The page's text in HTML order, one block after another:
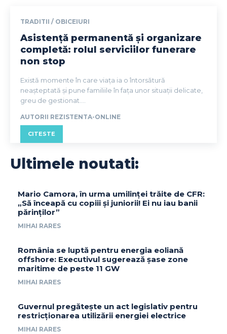
TRADITII / OBICEIURI
Asistență permanentă și organizare
completă: rolul serviciilor funerare
non stop
Există momente în care viața ia o întorsătură
neașteptată și pune familiile în fața unor situații delicate,
greu de gestionat....
AUTORII REZISTENTA-ONLINE
CITESTE
Ultimele noutati:
Mario Camora, în urma umilinței trăite de CFR:
„Să înceapă cu copiii și juniorii! Ei nu iau banii
părinților”
MIHAI RARES
România se luptă pentru energia eoliană
offshore: Executivul sugerează șase zone
maritime de peste 11 GW
MIHAI RARES
Guvernul pregătește un act legislativ pentru
restricționarea utilizării energiei electrice
MIHAI RARES